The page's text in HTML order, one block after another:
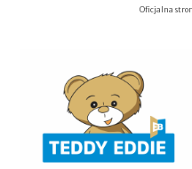
Oficjalna